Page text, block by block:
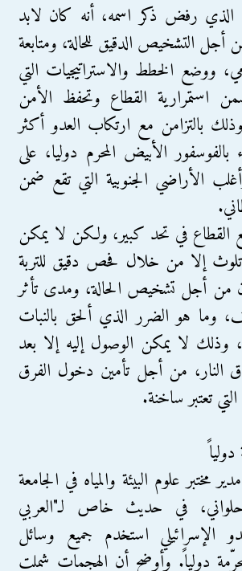
رفض ذكر اسمه، أنه كان لابد
أجل التشخيص الدقيق للحالة، ومتابعة
ووضع الخطط والاستراتيجيات التي
استمرارية القطاع وتحفظ الأمن
بالتزامن مع ارتكاب العدو أكثر
اعتداء بالفوسفور الأبيض المحرم دوليا، على
وأغلب الأراضي الجنوبية التي تقع ضمن
في تحد كبير، ولكن لا يمكن
إلا من خلال فحص دقيق للتربة
أجل تشخيص الحالة، ومدى تأثر
وما هو الضرر الذي ألحق بالنبات
وذلك لا يمكن الوصول إليه إلا بعد
النار، من أجل تأمين دخول الفرق
تعتبر ساخنة.
علوم البيئة والمياه في الجامعة
حلواني، في حديث خاص لـ"العربي
الإسرائيلي استخدم جميع وسائل
دولياً. وأوضح أن الهجمات شملت